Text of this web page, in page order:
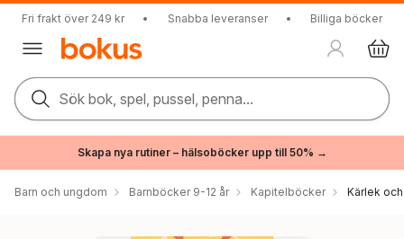
Fri frakt över 249 kr • Snabba leveranser • Billiga böcker
Sök bok, spel, pussel, penna...
Skapa nya rutiner – hälsoböcker upp till 50% →
Barn och ungdom Barnböcker 9-12 år Kapitelböcker Kärlek